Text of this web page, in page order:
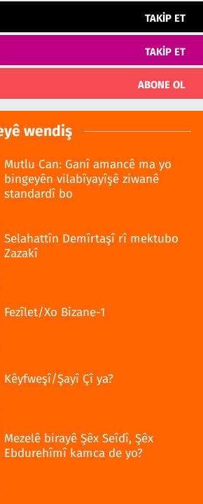
TAKIP ET
TAKIP ET
ABONE OL
wendiş
Mutlu Can: Ganî amancê ma yo
bingeyên vilabîyayîşê ziwanê
standardî bo
Selahattîn Demîrtaşî rî mektubo
Zazakî
Fezîlet/Xo Bizane-1
Kêyfweşî/Şayî Çî ya?
Mezelê birayê Şêx Seîdî, Şêx
Ebdurehîmî kamca de yo?